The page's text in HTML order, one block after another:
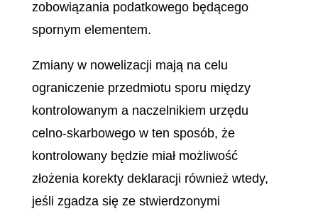
zobowiązania podatkowego będącego
spornym elementem.
Zmiany w nowelizacji mają na celu
ograniczenie przedmiotu sporu między
kontrolowanym a naczelnikiem urzędu
celno-skarbowego w ten sposób, że
kontrolowany będzie miał możliwość
złożenia korekty deklaracji również wtedy,
jeśli zgadza się ze stwierdzonymi